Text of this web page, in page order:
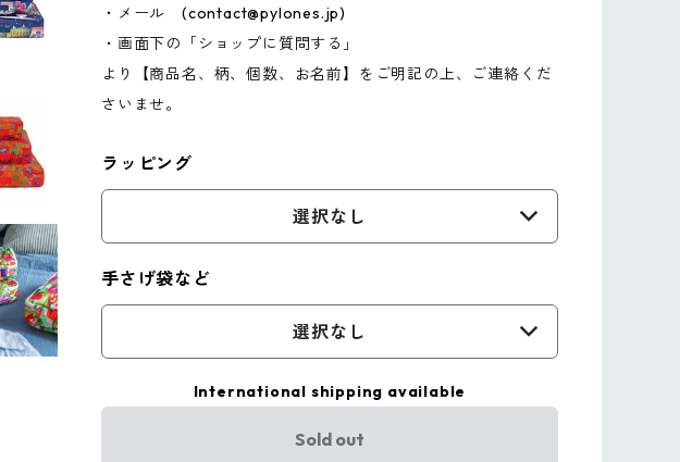
・メール (contact@pylones.jp)
・画面下の「ショップに質問する」
より【商品名、柄、個数、お名前】をご明記の上、ご連絡くだ
さいませ。
ラッピング
選択なし
手さげ袋など
選択なし
International shipping available
Sold out